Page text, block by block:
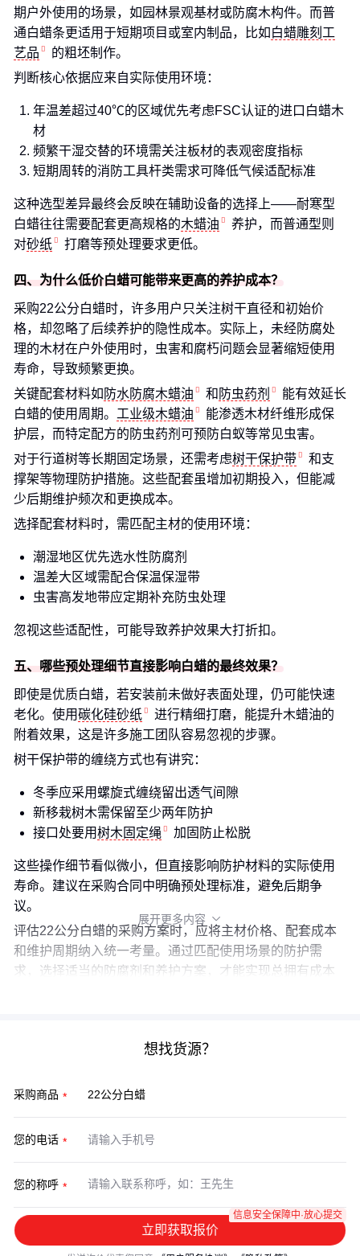
期户外使用的场景，如园林景观基材或防腐木构件。而普
通白蜡条更适用于短期项目或室内制品，比如 白蜡雕刻工
艺品
的粗坯制作。
判断核心依据应来自实际使用环境：
年温差超过40℃的区域优先考虑FSC认证的进口白蜡木
材
频繁干湿交替的环境需关注板材的表观密度指标
短期周转的消防工具杆类需求可降低气候适配标准
这种选型差异最终会反映在辅助设备的选择上——耐寒型
白蜡往往需要配套更高规格的木蜡油
养护，而普通型则
对砂纸 打磨等预处理要求更低。
四、为什么低价白蜡可能带来更高的养护成本？
采购22公分白蜡时，许多用户只关注树干直径和初始价
格，却忽略了后续养护的隐性成本。实际上，未经防腐处
理的木材在户外使用时，虫害和腐朽问题会显著缩短使用
寿命，导致频繁更换。
关键配套材料如 防水防腐木蜡油 和 防虫药剂
能有效延长
白蜡的使用周期。 工业级木蜡油
能渗透木材纤维形成保
护层，而特定配方的防虫药剂可预防白蚁等常见虫害。
对于行道树等长期固定场景，还需考虑树干保护带
和支
撑架等物理防护措施。这些配套虽增加初期投入，但能减
少后期维护频次和更换成本。
选择配套材料时，需匹配主材的使用环境：
潮湿地区优先选水性防腐剂
温差大区域需配合保温保湿带
虫害高发地带应定期补充防虫处理
忽视这些适配性，可能导致养护效果大打折扣。
五、哪些预处理细节直接影响白蜡的最终效果？
即使是优质白蜡，若安装前未做好表面处理，仍可能快速
老化。使用碳化硅砂纸
进行精细打磨，能提升木蜡油的
附着效果，这是许多施工团队容易忽视的步骤。
树干保护带的缠绕方式也有讲究：
冬季应采用螺旋式缠绕留出透气间隙
新移栽树木需保留至少两年防护
接口处要用树木固定绳 加固防止松脱
这些操作细节看似微小，但直接影响防护材料的实际使用
寿命。建议在采购合同中明确预处理标准，避免后期争
议。
评估22公分白蜡的采购方案时，应将主材价格、配套成本
和维护周期纳入统一考量。通过匹配使用场景的防护需
求，选择适当的防腐剂和养护方案，才能实现总拥有成本
展开更多内容 
想找货源？
采购商品
您的电话
您的称呼
立即获取报价
信息安全保障中·放心提交